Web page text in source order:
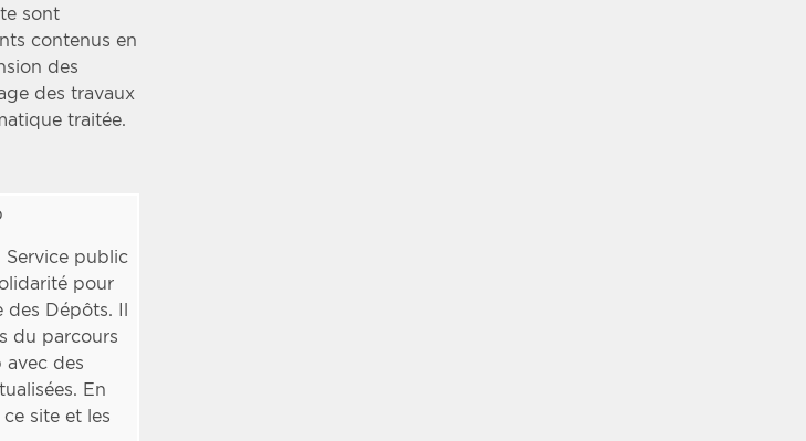
sont
contenus en
des
des travaux
traitée.
public
pour
Dépôts. Il
du parcours
avec des
En
site et les